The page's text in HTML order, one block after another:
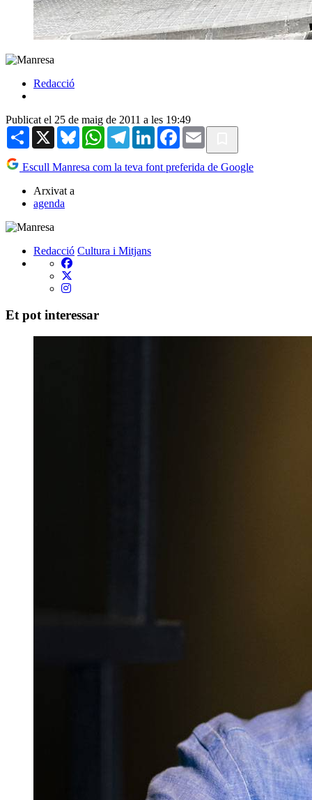
Redacció
Publicat el 25 de maig de 2011 a les 19:49
Share X BlueskyWhatsAppTelegramLinkedInFacebook
Email
Escull Manresa com la teva font preferida de Google
Arxivat a
agenda
Redacció Cultura i Mitjans
Et pot interessar